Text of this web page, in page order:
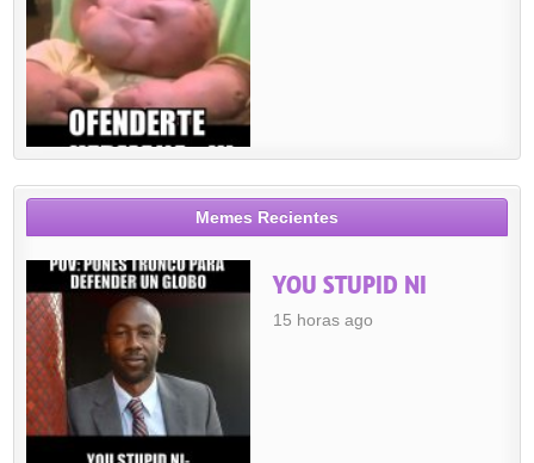
Memes Recientes
YOU STUPID NI
15 horas ago